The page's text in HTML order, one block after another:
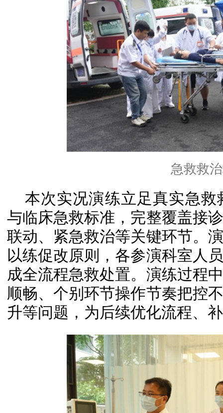
急救救
本次实况演练立足真实急
与临床急救标准，完整覆盖接
联动、紧急救治等关键环节。
以练促改原则，各参演科室人
成全流程急救处置。演练过程
顺畅、个别环节操作节奏把控
升等问题，为后续优化流程、